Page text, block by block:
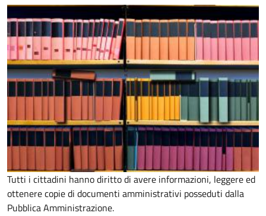
Tutti i cittadini hanno diritto di avere informazioni, leggere ed
ottenere copie di documenti amministrativi posseduti dalla
Pubblica Amministrazione.